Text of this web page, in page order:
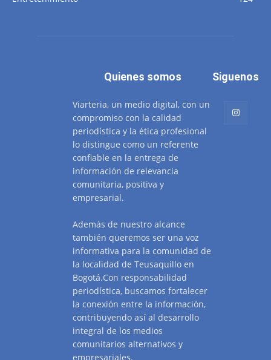
Quienes somos
Viarteria, un medio digital, con un
compromiso con la calidad
periodística y la ética profesional
lo distingue como un referente
confiable en la entrega de
información de relevancia
comunitaria, positiva y
empresarial.
Además de nuestro alcance
también queremos ser una voz
informativa para la comunidad de
la localidad de Teusaquillo en
Bogotá.Con responsabilidad
periodística, buscamos fortalecer
la conexión entre la información,
contribuyendo así al desarrollo
integral de los medios
comunitarios alternativos y
empresariales.
Siguenos